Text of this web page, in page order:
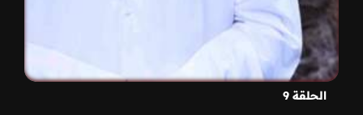
الحلقة 9